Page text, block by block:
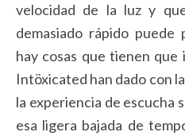
velocidad de la luz y
demasiado rápido puede
hay cosas que tienen
Intöxicated han dado con
la experiencia de escucha
esa ligera bajada de